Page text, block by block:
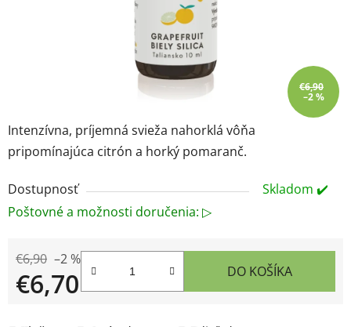
Intenzívna, príjemná svieža nahorklá vôňa
pripomínajúca citrón a horký pomaranč.
Dostupnosť
Skladom ✔️
Poštovné a možnosti doručenia: ▷
€6,90 –2 %
€6,70 DO KOŠÍKA
€6,90
–2 %